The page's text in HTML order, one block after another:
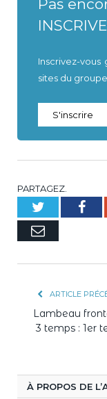
Pas
Inscrivez-
sites du
S'inscrire
PARTAGEZ.
Twitter
E-
ARTICLE
Lambeau
3 temps : 1er
À PROPOS DE